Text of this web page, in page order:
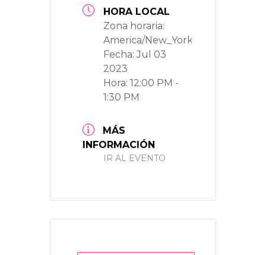
HORA LOCAL
Zona horaria:
America/New_York
Fecha:Jul 03
2023
Hora: 12:00 PM -
1:30 PM
MÁS
INFORMACIÓN
IR AL EVENTO